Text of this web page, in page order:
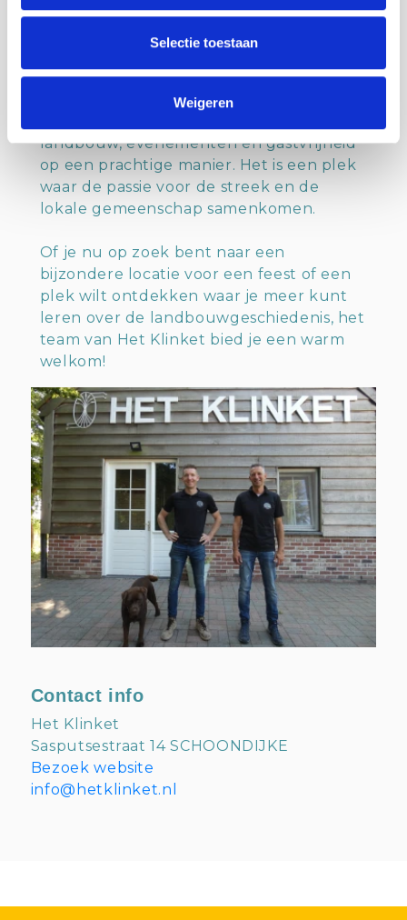
Selectie toestaan
Weigeren
mogelijkheden. In de zomer kun je
genieten van het maisdoolhof en
vakantiewoningen beschikbaar voor wie
wil blijven overnachten. Het Klinket in
landbouw, evenementen en gastvrijheid
op een prachtige manier. Het is een plek
waar de passie voor de streek en de
lokale gemeenschap samenkomen.
Of je nu op zoek bent naar een
bijzondere locatie voor een feest of een
plek wilt ontdekken waar je meer kunt
leren over de landbouwgeschiedenis, het
team van Het Klinket bied je een warm
welkom!
Contact info
Het Klinket
Sasputsestraat 14 SCHOONDIJKE
Bezoek website
info@hetklinket.nl